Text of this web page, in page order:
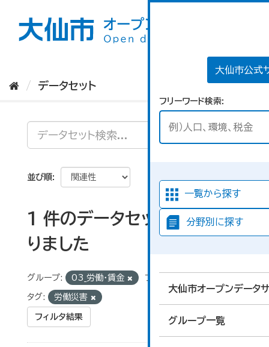
大仙市公式
フリーワード検索
一覧から探す
分野別に探す
大仙市オープンデータ
グループ一覧
データセット
並び順
1 件のデータセットが見つか
りました
グループ: 03_労働・賃金 フォーマット:
タグ: 労働災害
フィルタ結果